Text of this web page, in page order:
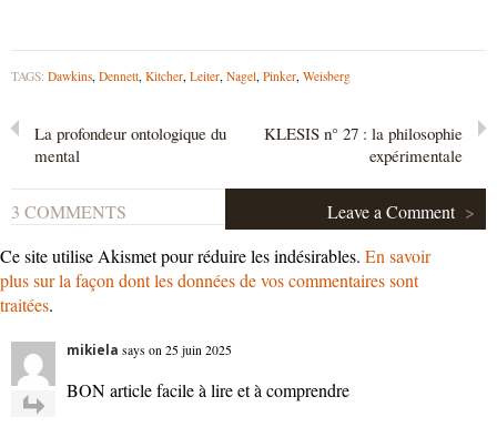
TAGS: Dawkins Dennett Kitcher Leiter Nagel Pinker Weisberg
La profondeur ontologique du
mental
KLESIS n° 27 : la philosophie
expérimentale
3 COMMENTS Leave a Comment >
Ce site utilise Akismet pour réduire les indésirables. En savoir
plus sur la façon dont les données de vos commentaires sont
traitées.
mikiela says on 25 juin 2025
BON article facile à lire et à comprendre